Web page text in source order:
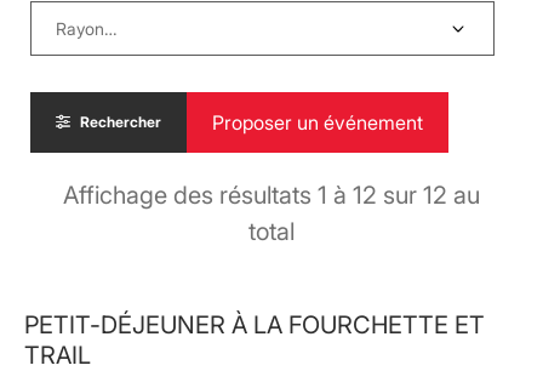
Rechercher Proposer un événement
Affichage des résultats 1 à 12 sur 12 au
total
PETIT-DÉJEUNER À LA FOURCHETTE ET
TRAIL